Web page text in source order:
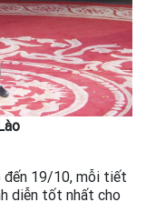
đến 19/10, mỗi tiết
diễn tốt nhất cho